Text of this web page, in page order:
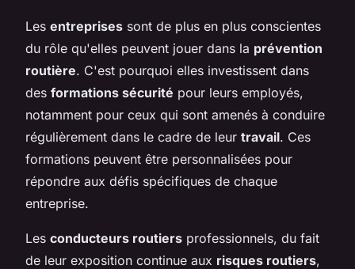
Les entreprises sont de plus en plus conscientes
du rôle qu'elles peuvent jouer dans la prévention
routière. C'est pourquoi elles investissent dans
des formations sécurité pour leurs employés,
notamment pour ceux qui sont amenés à conduire
régulièrement dans le cadre de leur travail. Ces
formations peuvent être personnalisées pour
répondre aux défis spécifiques de chaque
entreprise.
Les conducteurs routiers professionnels, du fait
de leur exposition continue aux risques routiers,